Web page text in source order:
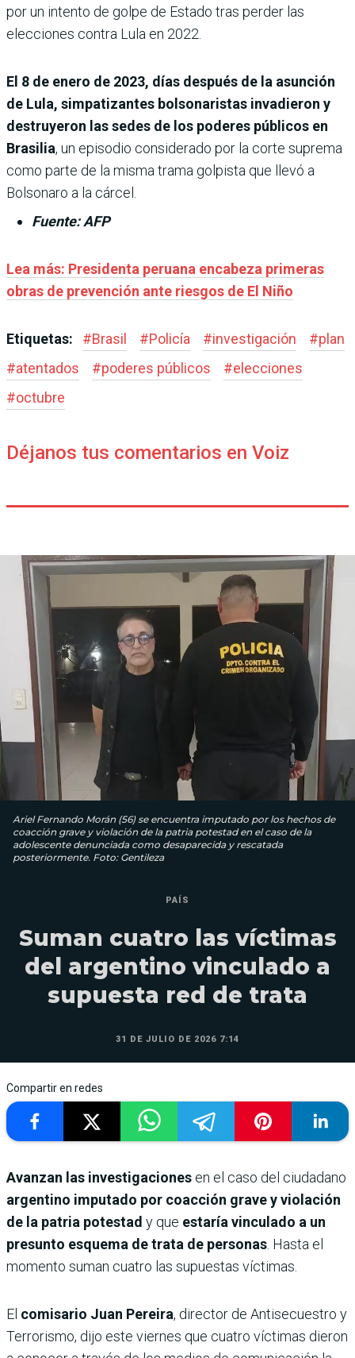
por un intento de golpe de Estado tras perder las
elecciones contra Lula en 2022.
El 8 de enero de 2023, días después de la asunción
de Lula, simpatizantes bolsonaristas invadieron y
destruyeron las sedes de los poderes públicos en
Brasilia, un episodio considerado por la corte suprema
como parte de la misma trama golpista que llevó a
Bolsonaro a la cárcel.
Fuente: AFP
Lea más: Presidenta peruana encabeza primeras
obras de prevención ante riesgos de El Niño
Etiquetas: #Brasil #Policía #investigación #plan
#atentados #poderes públicos #elecciones
#octubre
Déjanos tus comentarios en Voiz
Ariel Fernando Morán (56) se encuentra imputado por los hechos de
coacción grave y violación de la patria potestad en el caso de la
adolescente denunciada como desaparecida y rescatada
posteriormente. Foto: Gentileza
PAÍS
Suman cuatro las víctimas
del argentino vinculado a
supuesta red de trata
31 DE JULIO DE 2026 7:14
Compartir en redes
Avanzan las investigaciones en el caso del ciudadano
argentino imputado por coacción grave y violación
de la patria potestad y que estaría vinculado a un
presunto esquema de trata de personas. Hasta el
momento suman cuatro las supuestas víctimas.
El comisario Juan Pereira, director de Antisecuestro y
Terrorismo, dijo este viernes que cuatro víctimas dieron